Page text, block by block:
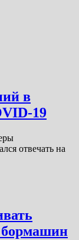
в
19
отвечать на
бормашин